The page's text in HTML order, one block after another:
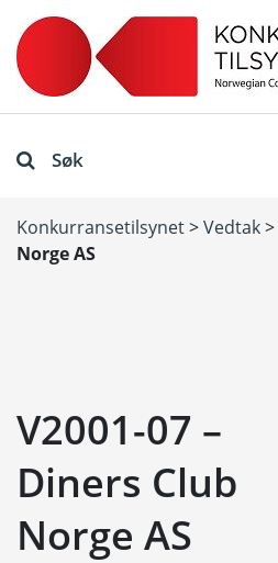
Søk
Konkurransetilsynet>Vedtak>
Norge AS
V2001-07 –
Diners Club
Norge AS